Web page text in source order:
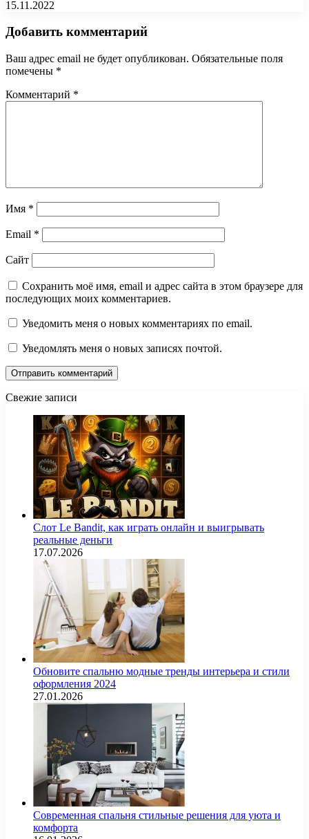
15.11.2022
Добавить комментарий
Ваш адрес email не будет опубликован. Обязательные поля
помечены *
Комментарий *
Имя *
Email *
Сайт
Сохранить моё имя, email и адрес сайта в этом браузере для
последующих моих комментариев.
Уведомить меня о новых комментариях по email.
Уведомлять меня о новых записях почтой.
Свежие записи
Слот Le Bandit, как играть онлайн и выигрывать
реальные деньги
17.07.2026
Обновите спальню модные тренды интерьера и стили
оформления 2024
27.01.2026
Современная спальня стильные решения для уюта и
комфорта